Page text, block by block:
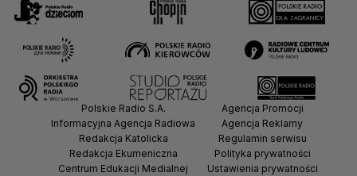
Polskie Radio S.A.
Informacyjna Agencja Radiowa
Redakcja Katolicka
Redakcja Ekumeniczna
Centrum Edukacji Medialnej
Agencja Promocji
Agencja Reklamy
Regulamin serwisu
Polityka prywatności
Ustawienia prywatności